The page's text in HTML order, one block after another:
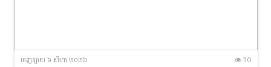
ចេញ​ផ្សាយ​ ៦ សីហា ២០២៦ 110